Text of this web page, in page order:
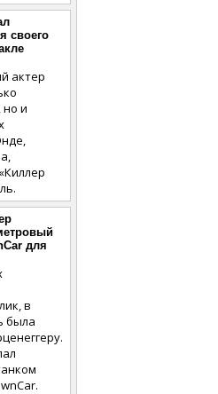
своего
актер
но и
для
в
была